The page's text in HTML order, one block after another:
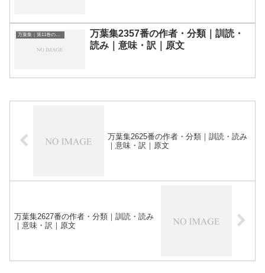
万葉集｜第11巻の和歌一覧
万葉集2357番の作者・分類｜訓読・
読み｜意味・訳｜原文
万葉集2625番の作者・分類｜訓読・読み
｜意味・訳｜原文
万葉集2627番の作者・分類｜訓読・読み
｜意味・訳｜原文